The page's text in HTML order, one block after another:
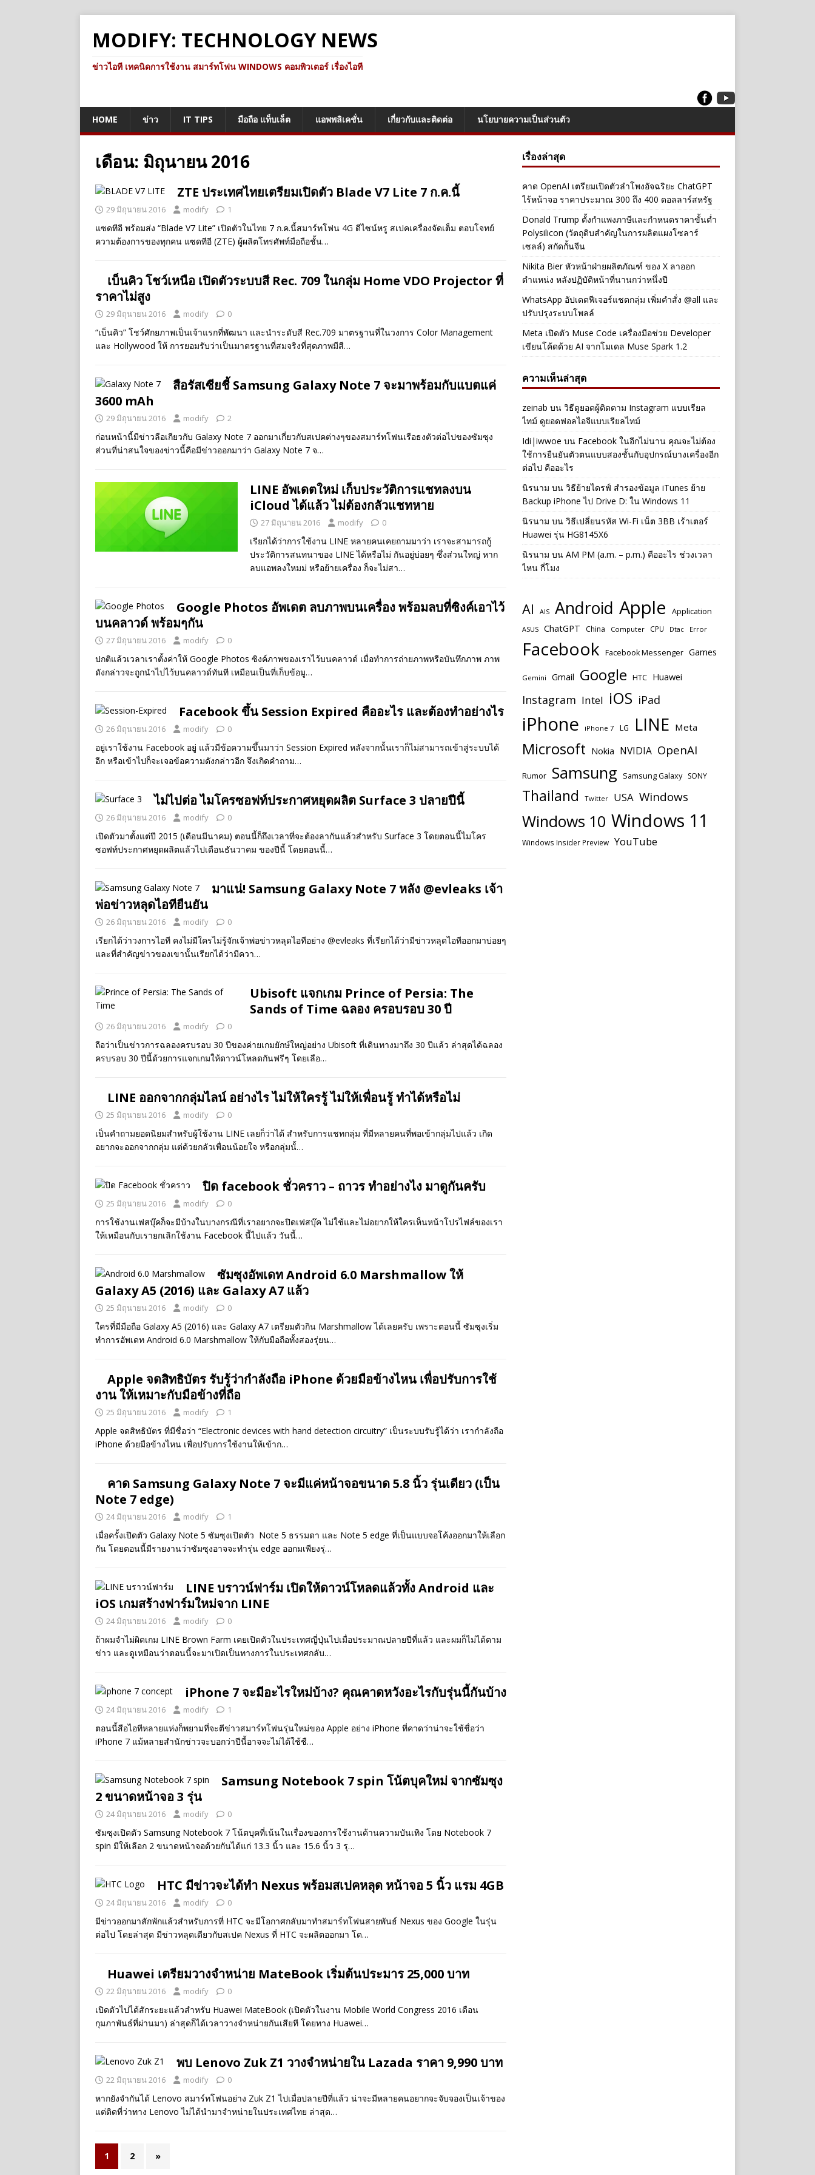
MODIFY: TECHNOLOGY NEWS
ข่าวไอที เทคนิดการใช้งาน สมาร์ทโฟน WINDOWS คอมพิวเตอร์ เรื่องไอที
HOME ข่าว IT TIPS มือถือ แท็บเล็ต แอพพลิเคชั่น เกี่ยวกับและติดต่อ นโยบายความเป็นส่วนตัว
เดือน: มิถุนายน 2016
ZTE ประเทศไทยเตรียมเปิดตัว Blade V7 Lite 7 ก.ค.นี้
29 มิถุนายน 2016 modify 1
แซดทีอี พร้อมส่ง “Blade V7 Lite” เปิดตัวในไทย 7 ก.ค.นี้สมาร์ทโฟน 4G ดีไซน์หรู สเปคเครื่องจัดเต็ม ตอบโจทย์
ความต้องการของทุกคน แซดทีอี (ZTE) ผู้ผลิตโทรศัพท์มือถือชั้น…
เบ็นคิว โชว์เหนือ เปิดตัวระบบสี Rec. 709 ในกลุ่ม Home VDO Projector ที่
ราคาไม่สูง
29 มิถุนายน 2016 modify 0
“เบ็นคิว” โชว์ศักยภาพเป็นเจ้าแรกที่พัฒนา และนำระดับสี Rec.709 มาตรฐานที่ในวงการ Color Management
และ Hollywood ให้ การยอมรับว่าเป็นมาตรฐานที่สมจริงที่สุดภาพมีสี…
สือรัสเซียชี้ Samsung Galaxy Note 7 จะมาพร้อมกับแบตแค่
3600 mAh
29 มิถุนายน 2016 modify 2
ก่อนหน้านี้มีข่าวลือเกียวกับ Galaxy Note 7 ออกมาเกี่ยวกับสเปคต่างๆของสมาร์ทโฟนเรือธงตัวต่อไปของซัมซุง
ส่วนที่น่าสนใจของข่าวนี้คือมีข่าวออกมาว่า Galaxy Note 7 จ…
LINE อัพเดตใหม่ เก็บประวัติการแชทลงบน
iCloud ได้แล้ว ไม่ต้องกลัวแชทหาย
27 มิถุนายน 2016 modify 0
เรียกได้ว่าการใช้งาน LINE หลายคนเคยถามมาว่า เราจะสามารถกู้
ประวัติการสนทนาของ LINE ได้หรือไม่ กันอยู่บ่อยๆ ซึ่งส่วนใหญ่ หาก
ลบแอพลงใหมม่ หรือย้ายเครื่อง ก็จะไม่สา…
Google Photos อัพเดต ลบภาพบนเครื่อง พร้อมลบที่ซิงค์เอาไว้
บนคลาวด์ พร้อมๆกัน
27 มิถุนายน 2016 modify 0
ปกติแล้วเวลาเราตั้งค่าให้ Google Photos ซิงค์ภาพของเราไว้บนคลาวด์ เมื่อทำการถ่ายภาพหรือบันทึกภาพ ภาพ
ดังกล่าวจะถูกนำไปไว้บนคลาวด์ทันที เหมือนเป็นที่เก็บข้อมู…
Facebook ขึ้น Session Expired คืออะไร และต้องทำอย่างไร
26 มิถุนายน 2016 modify 0
อยู่เราใช้งาน Facebook อยู่ แล้วมีข้อความขึ้นมาว่า Session Expired หลังจากนั้นเราก็ไม่สามารถเข้าสู่ระบบได้
อีก หรือเข้าไปก็จะเจอข้อความดังกล่าวอีก จึงเกิดคำถาม…
ไม่ไปต่อ ไมโครซอฟท์ประกาศหยุดผลิต Surface 3 ปลายปีนี้
26 มิถุนายน 2016 modify 0
เปิดตัวมาตั้งแต่ปี 2015 (เดือนมีนาคม) ตอนนี้ก็ถึงเวลาที่จะต้องลากันแล้วสำหรับ Surface 3 โดยตอนนี้ไมโคร
ซอฟท์ประกาศหยุดผลิตแล้วไปเดือนธันวาคม ของปีนี้ โดยตอนนี้…
มาแน่! Samsung Galaxy Note 7 หลัง @evleaks เจ้า
พ่อข่าวหลุดไอทียืนยัน
26 มิถุนายน 2016 modify 0
เรียกได้ว่าวงการไอที คงไม่มีใครไม่รู้จักเจ้าพ่อข่าวหลุดไอทีอย่าง @evleaks ที่เรียกได้ว่ามีข่าวหลุดไอทีออกมาบ่อยๆ
และที่สำคัญข่าวของเขานั้นเรียกได้ว่ามีควา…
Ubisoft แจกเกม Prince of Persia: The
Sands of Time ฉลอง ครอบรอบ 30 ปี
26 มิถุนายน 2016 modify 0
ถือว่าเป็นข่าวการฉลองครบรอบ 30 ปีของค่ายเกมยักษ์ใหญ่อย่าง Ubisoft ที่เดินทางมาถึง 30 ปีแล้ว ล่าสุดได้ฉลอง
ครบรอบ 30 ปีนี้ด้วยการแจกเกมให้ดาวน์โหลดกันฟรีๆ โดยเลือ…
LINE ออกจากกลุ่มไลน์ อย่างไร ไม่ให้ใครรู้ ไม่ให้เพื่อนรู้ ทำได้หรือไม่
25 มิถุนายน 2016 modify 0
เป็นคำถามยอดนิยมสำหรับผู้ใช้งาน LINE เลยก็ว่าได้ สำหรับการแชทกลุ่ม ที่มีหลายคนที่พอเข้ากลุ่มไปแล้ว เกิด
อยากจะออกจากกลุ่ม แต่ด้วยกลัวเพื่อนน้อยใจ หรือกลุ่มนั้…
ปิด facebook ชั่วคราว – ถาวร ทำอย่างไง มาดูกันครับ
25 มิถุนายน 2016 modify 0
การใช้งานเฟสบุ๊คก็จะมีบ้างในบางกรณีที่เราอยากจะปิดเฟสบุ๊ค ไม่ใช้และไม่อยากให้ใครเห็นหน้าโปรไฟล์ของเรา
ให้เหมือนกับเรายกเลิกใช้งาน Facebook นี้ไปแล้ว วันนี้…
ซัมซุงอัพเดท Android 6.0 Marshmallow ให้
Galaxy A5 (2016) และ Galaxy A7 แล้ว
25 มิถุนายน 2016 modify 0
ใครที่มีมือถือ Galaxy A5 (2016) และ Galaxy A7 เตรียมตัวกิน Marshmallow ได้เลยครับ เพราะตอนนี้ ซัมซุงเริ่ม
ทำการอัพเดท Android 6.0 Marshmallow ให้กับมือถือทั้งสองรุ่ยน…
Apple จดสิทธิบัตร รับรู้ว่ากำลังถือ iPhone ด้วยมือข้างไหน เพื่อปรับการใช้
งาน ให้เหมาะกับมือข้างที่ถือ
25 มิถุนายน 2016 modify 1
Apple จดสิทธิบัตร ที่มีชื่อว่า “Electronic devices with hand detection circuitry” เป็นระบบรับรู้ได้ว่า เรากำลังถือ
iPhone ด้วยมือข้างไหน เพื่อปรับการใช้งานให้เข้าก…
คาด Samsung Galaxy Note 7 จะมีแค่หน้าจอขนาด 5.8 นิ้ว รุ่นเดียว (เป็น
Note 7 edge)
24 มิถุนายน 2016 modify 1
เมื่อครั้งเปิดตัว Galaxy Note 5 ซัมซุงเปิดตัว Note 5 ธรรมดา และ Note 5 edge ที่เป็นแบบจอโค้งออกมาให้เลือก
กัน โดยตอนนี้มีรายงานว่าซัมซุงอาจจะทำรุ่น edge ออกมเพียงรุ่…
LINE บราวน์ฟาร์ม เปิดให้ดาวน์โหลดแล้วทั้ง Android และ
iOS เกมสร้างฟาร์มใหม่จาก LINE
24 มิถุนายน 2016 modify 0
ถ้าผมจำไม่ผิดเกม LINE Brown Farm เคยเปิดตัวในประเทศญี่ปุ่นไปเมื่อประมาณปลายปีที่แล้ว และผมก็ไม่ได้ตาม
ข่าว และดูเหมือนว่าตอนนี้จะมาเปิดเป็นทางการในประเทศกลับ…
iPhone 7 จะมีอะไรใหม่บ้าง? คุณคาดหวังอะไรกับรุ่นนี้กันบ้าง
24 มิถุนายน 2016 modify 1
ตอนนี้สือไอทีหลายแห่งก็พยามที่จะตีข่าวสมาร์ทโฟนรุ่นใหม่ของ Apple อย่าง iPhone ที่คาดว่าน่าจะใช้ชื่อว่า
iPhone 7 แม้หลายสำนักข่าวจะบอกว่าปีนี้อาจจะไม่ได้ใช้ชื…
Samsung Notebook 7 spin โน้ตบุคใหม่ จากซัมซุง
2 ขนาดหน้าจอ 3 รุ่น
24 มิถุนายน 2016 modify 0
ซัมซุงเปิดตัว Samsung Notebook 7 โน้ตบุคที่เน้นในเรื่องของการใช้งานด้านความบันเทิง โดย Notebook 7
spin มีให้เลือก 2 ขนาดหน้าจอด้วยกันได้แก่ 13.3 นิ้ว และ 15.6 นิ้ว 3 รุ…
HTC มีข่าวจะได้ทำ Nexus พร้อมสเปคหลุด หน้าจอ 5 นิ้ว แรม 4GB
24 มิถุนายน 2016 modify 0
มีข่าวออกมาสักพักแล้วสำหรับการที่ HTC จะมีโอกาศกลับมาทำสมาร์ทโฟนสายพันธ์ Nexus ของ Google ในรุ่น
ต่อไป โดยล่าสุด มีข่าวหลุดเดียวกับสเปค Nexus ที่ HTC จะผลิตออกมา โด…
Huawei เตรียมวางจำหน่าย MateBook เริ่มต้นประมาร 25,000 บาท
22 มิถุนายน 2016 modify 0
เปิดตัวไปได้สักระยะแล้วสำหรับ Huawei MateBook (เปิดตัวในงาน Mobile World Congress 2016 เดือน
กุมภาพันธ์ที่ผ่านมา) ล่าสุดก็ได้เวลาวางจำหน่ายกันเสียที โดยทาง Huawei…
พบ Lenovo Zuk Z1 วางจำหน่ายใน Lazada ราคา 9,990 บาท
22 มิถุนายน 2016 modify 0
หากยังจำกันได้ Lenovo สมาร์ทโฟนอย่าง Zuk Z1 ไปเมื่อปลายปีที่แล้ว น่าจะมีหลายคนอยากจะจับจองเป็นเจ้าของ
แต่ติดที่ว่าทาง Lenovo ไม่ได้นำมาจำหน่ายในประเทศไทย ล่าสุด…
1 2 »
เรื่องล่าสุด
คาด OpenAI เตรียมเปิดตัวลำโพงอัจฉริยะ ChatGPT
ไร้หน้าจอ ราคาประมาณ 300 ถึง 400 ดอลลาร์สหรัฐ
Donald Trump ตั้งกำแพงภาษีและกำหนดราคาขั้นต่ำ
Polysilicon (วัตถุดิบสำคัญในการผลิตแผงโซลาร์
เซลล์) สกัดกั้นจีน
Nikita Bier หัวหน้าฝ่ายผลิตภัณฑ์ ของ X ลาออก
ตำแหน่ง หลังปฏิบัติหน้าที่นานกว่าหนึ่งปี
WhatsApp อัปเดตฟีเจอร์แชตกลุ่ม เพิ่มคำสั่ง @all และ
ปรับปรุงระบบโพลล์
Meta เปิดตัว Muse Code เครื่องมือช่วย Developer
เขียนโค้ดด้วย AI จากโมเดล Muse Spark 1.2
ความเห็นล่าสุด
zeinab บน วิธีดูยอดผู้ติดตาม Instagram แบบเรียล
ไทม์ ดูยอดฟอลไอจีแบบเรียลไทม์
Idi|iwwoe บน Facebook ในอีกไม่นาน คุณจะไม่ต้อง
ใช้การยืนยันตัวตนแบบสองชั้นกับอุปกรณ์บางเครื่องอีก
ต่อไป คืออะไร
นิรนาม บน วิธีย้ายไดรฟ์ สำรองข้อมูล iTunes ย้าย
Backup iPhone ไป Drive D: ใน Windows 11
นิรนาม บน วิธีเปลี่ยนรหัส Wi-Fi เน็ต 3BB เร้าเตอร์
Huawei รุ่น HG8145X6
นิรนาม บน AM PM (a.m. – p.m.) คืออะไร ช่วงเวลา
ไหน กี่โมง
AI AIS Android Apple Application
ASUS ChatGPT China Computer CPU Dtac Error
Facebook Facebook Messenger Games
Gemini Gmail Google HTC Huawei
Instagram Intel iOS iPad
iPhone iPhone 7 LG LINE Meta
Microsoft Nokia NVIDIA OpenAI
Rumor Samsung Samsung Galaxy SONY
Thailand Twitter USA Windows
Windows 10 Windows 11
Windows Insider Preview YouTube